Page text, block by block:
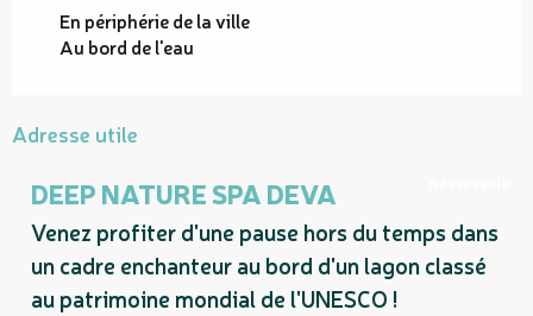
En périphérie de la ville
Au bord de l'eau
Adresse utile
DEEP NATURE SPA DEVA
Venez profiter d'une pause hors du temps dans
un cadre enchanteur au bord d'un lagon classé
au patrimoine mondial de l'UNESCO !